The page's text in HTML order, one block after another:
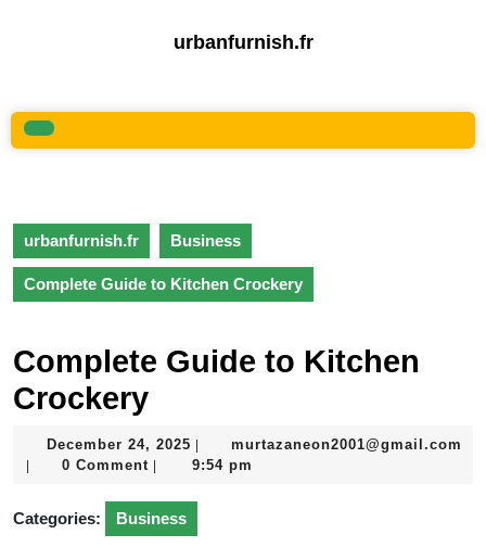
urbanfurnish.fr
Open
urbanfurnish.fr Business
Complete Guide to Kitchen Crockery
Complete Guide to Kitchen
Crockery
December 24, 2025 December
24,
murtazaneon2001@gmail.com
murtazaneon2001@gmail.com
0 Comment 9:54 pm
Categories: Business